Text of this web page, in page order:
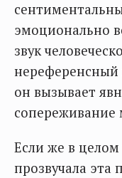
эмоционально
звук
нереференсный
он вызывает
сопереживание
Если же в
прозвучала